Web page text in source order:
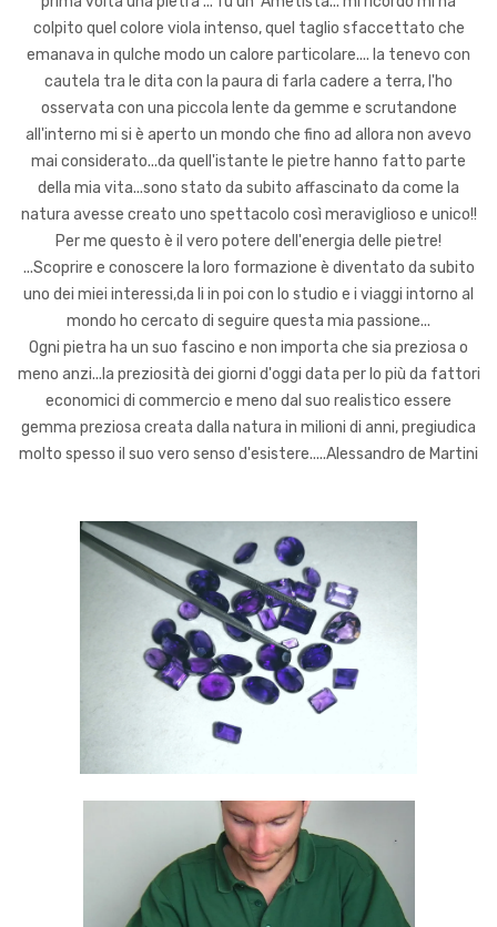
colpito quel colore viola intenso, quel taglio sfaccettato che
emanava in qulche modo un calore particolare.... la tenevo con
cautela tra le dita con la paura di farla cadere a terra, l'ho
osservata con una piccola lente da gemme e scrutandone
all'interno mi si è aperto un mondo che fino ad allora non avevo
mai considerato...da quell'istante le pietre hanno fatto parte
della mia vita...sono stato da subito affascinato da come la
natura avesse creato uno spettacolo così meraviglioso e unico!!
Per me questo è il vero potere dell'energia delle pietre!
...Scoprire e conoscere la loro formazione è diventato da subito
uno dei miei interessi,da li in poi con lo studio e i viaggi intorno al
mondo ho cercato di seguire questa mia passione...
Ogni pietra ha un suo fascino e non importa che sia preziosa o
meno anzi...la preziosità dei giorni d'oggi data per lo più da fattori
economici di commercio e meno dal suo realistico essere
gemma preziosa creata dalla natura in milioni di anni, pregiudica
molto spesso il suo vero senso d'esistere.....Alessandro de Martini